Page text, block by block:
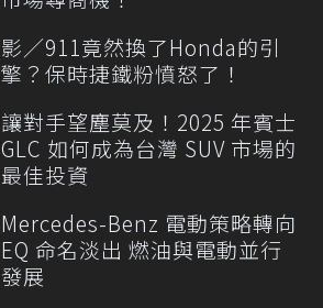
影／911竟然換了Honda的引
擎？保時捷鐵粉憤怒了！
讓對手望塵莫及！2025 年賓士
GLC 如何成為台灣 SUV 市場的
最佳投資
Mercedes-Benz 電動策略轉向
EQ 命名淡出 燃油與電動並行
發展